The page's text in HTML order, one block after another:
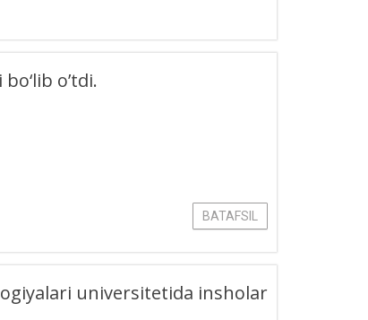
o’tdi.
BATAFSIL
universitetida insholar